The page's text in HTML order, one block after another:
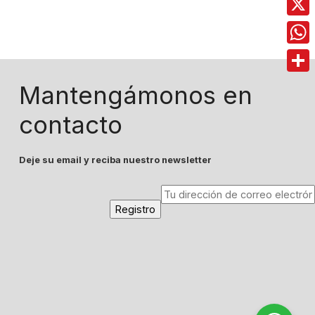
Mantengámonos en
contacto
Deje su email y reciba nuestro newsletter
X